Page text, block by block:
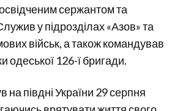
сержантом та
у підрозділах «Азов» та
військ, а також командував
одеської 126-ї бригади.
на півдні України 29 серпня